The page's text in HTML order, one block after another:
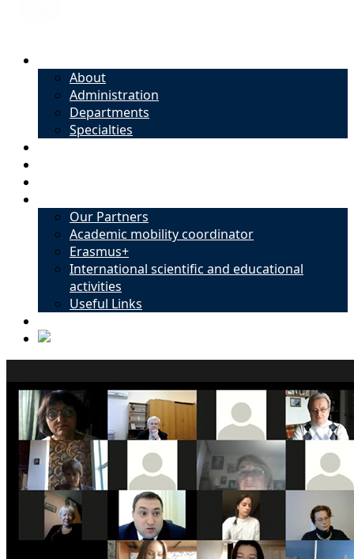
About
Administration
Departments
Specialties
Our Partners
Academic mobility coordinator
Erasmus+
International scientific and educational
activities
Useful Links